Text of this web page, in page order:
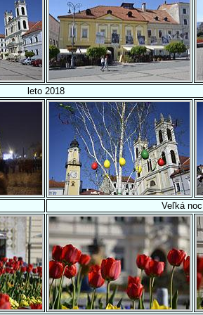
leto 2018
Veľká